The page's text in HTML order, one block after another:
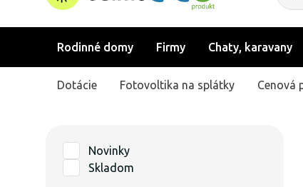
Rodinné domy Firmy Chaty, karavany
Dotácie Fotovoltika na splátky Cenová
Novinky
Skladom